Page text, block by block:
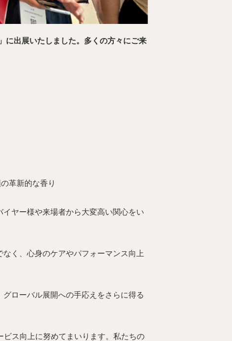
出展いたしました。多くの方々にご来
革新的な香り
ヤー様や来場者から大変高い関心をい
く、心身のケアやパフォーマンス向上
ローバル展開への手応えをさらに得る
ス向上に努めてまいります。私たちの